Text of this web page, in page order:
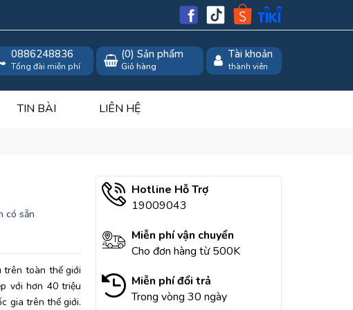
0886248836
Tổng đài miễn phí
(0) Sản phẩm
Giỏ hàng
Tài khoản
thành viên
TIN BÀI LIÊN HỆ
có sẵn
trên toàn thế giới
với hơn 40 triệu
gia trên thế giới.
Hotline Hỗ Trợ
19009043
Miễn phí vận chuyển
Cho đơn hàng từ 500K
Miễn phí đổi trả
Trong vòng 30 ngày